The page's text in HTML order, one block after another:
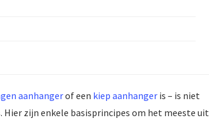
aanhangerof een kiep aanhanger is – is niet
zijn enkele basisprincipes om het meeste uit